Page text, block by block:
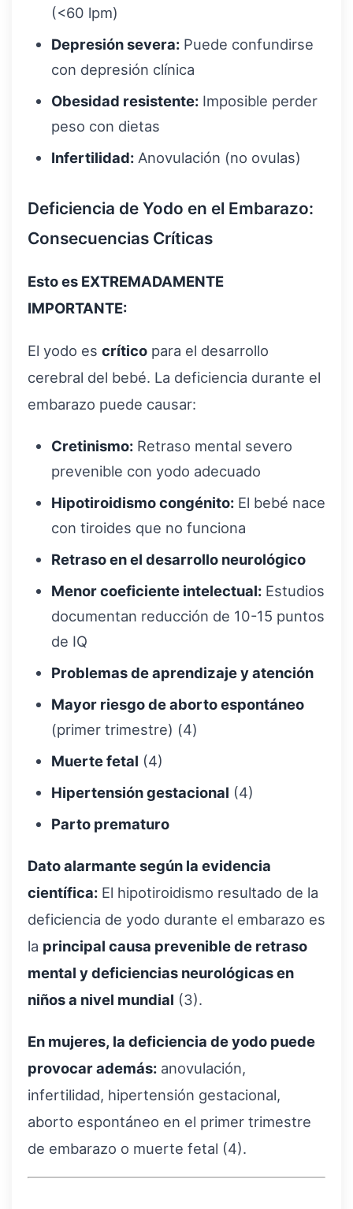
(<60 lpm)
Depresión severa: Puede confundirse
con depresión clínica
Obesidad resistente: Imposible perder
peso con dietas
Infertilidad: Anovulación (no ovulas)
Deficiencia de Yodo en el Embarazo:
Consecuencias Críticas
Esto es EXTREMADAMENTE
IMPORTANTE:
El yodo es crítico para el desarrollo
cerebral del bebé. La deficiencia durante el
embarazo puede causar:
Cretinismo: Retraso mental severo
prevenible con yodo adecuado
Hipotiroidismo congénito: El bebé nace
con tiroides que no funciona
Retraso en el desarrollo neurológico
Menor coeficiente intelectual: Estudios
documentan reducción de 10-15 puntos
de IQ
Problemas de aprendizaje y atención
Mayor riesgo de aborto espontáneo
(primer trimestre) (4)
Muerte fetal (4)
Hipertensión gestacional (4)
Parto prematuro
Dato alarmante según la evidencia
científica: El hipotiroidismo resultado de la
deficiencia de yodo durante el embarazo es
la principal causa prevenible de retraso
mental y deficiencias neurológicas en
niños a nivel mundial (3).
En mujeres, la deficiencia de yodo puede
provocar además: anovulación,
infertilidad, hipertensión gestacional,
aborto espontáneo en el primer trimestre
de embarazo o muerte fetal (4).